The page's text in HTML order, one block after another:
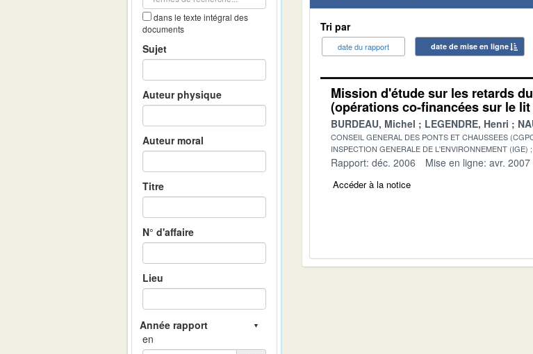
dans le texte intégral des
documents
Sujet
Auteur physique
Auteur moral
Titre
N° d'affaire
Lieu
en
Tri par
date du rapport date de mise en ligne
Mission d'étude sur les retards
(opérations co-financées sur le
BURDEAU, Michel LEGENDRE, Henri
CONSEIL GENERAL DES PONTS ET CHAUSSEES
INSPECTION GENERALE DE L'ENVIRONNEMENT (IGE)
Rapport: déc. 2006 Mise en ligne: avr. 2007
Accéder à la notice